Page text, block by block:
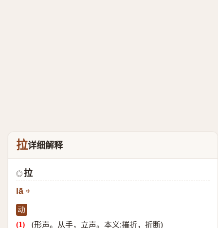
拉详细解释
◎ 拉
lā
动
(形声。从手，立声。本义:摧折，折断)